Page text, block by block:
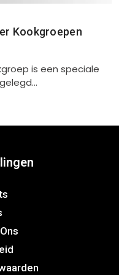
Kookgroepen
is een speciale